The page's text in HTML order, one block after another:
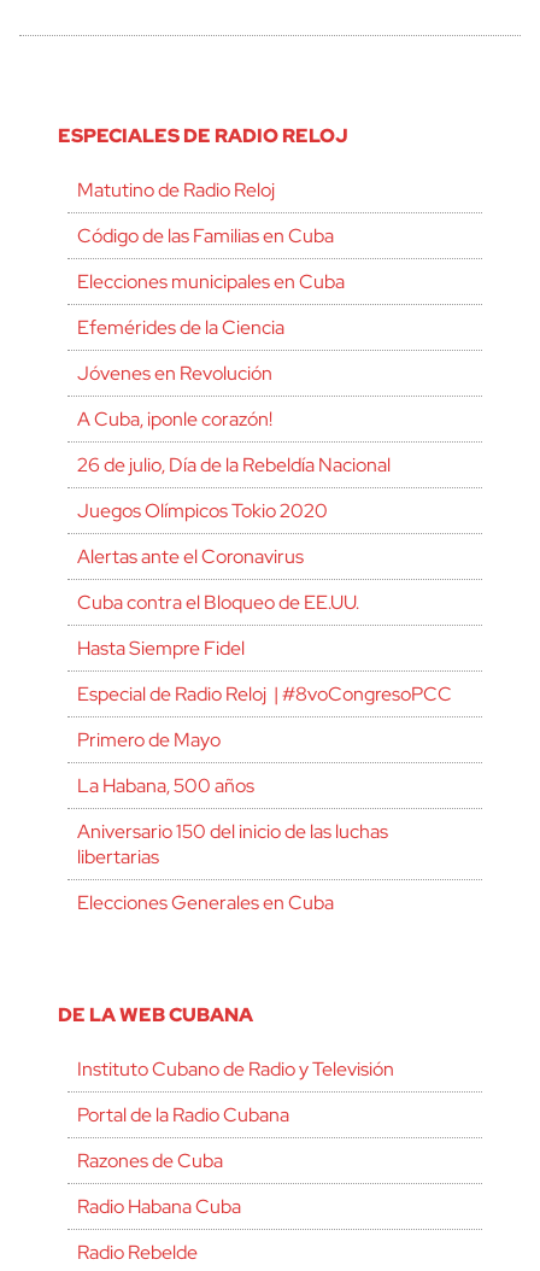
ESPECIALES DE RADIO RELOJ
Matutino de Radio Reloj
Código de las Familias en Cuba
Elecciones municipales en Cuba
Efemérides de la Ciencia
Jóvenes en Revolución
A Cuba, ¡ponle corazón!
26 de julio, Día de la Rebeldía Nacional
Juegos Olímpicos Tokio 2020
Alertas ante el Coronavirus
Cuba contra el Bloqueo de EE.UU.
Hasta Siempre Fidel
Especial de Radio Reloj | #8voCongresoPCC
Primero de Mayo
La Habana, 500 años
Aniversario 150 del inicio de las luchas
libertarias
Elecciones Generales en Cuba
DE LA WEB CUBANA
Instituto Cubano de Radio y Televisión
Portal de la Radio Cubana
Razones de Cuba
Radio Habana Cuba
Radio Rebelde